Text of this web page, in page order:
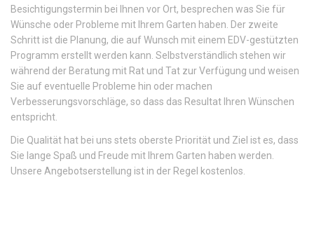
Besichtigungstermin bei Ihnen vor Ort, besprechen was Sie für
Wünsche oder Probleme mit Ihrem Garten haben. Der zweite
Schritt ist die Planung, die auf Wunsch mit einem EDV-gestützten
Programm erstellt werden kann. Selbstverständlich stehen wir
während der Beratung mit Rat und Tat zur Verfügung und weisen
Sie auf eventuelle Probleme hin oder machen
Verbesserungsvorschläge, so dass das Resultat Ihren Wünschen
entspricht.
Die Qualität hat bei uns stets oberste Priorität und Ziel ist es, dass
Sie lange Spaß und Freude mit Ihrem Garten haben werden.
Unsere Angebotserstellung ist in der Regel kostenlos.